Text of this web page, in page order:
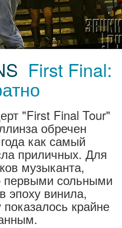
First Final:
"First Final Tour"
обречен
как самый
приличных. Для
музыканта,
первыми сольными
винила,
крайне